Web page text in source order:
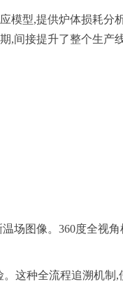
型,提供炉体损耗分
间接提升了整个生产
场图像。360度全视
这种全流程追溯机制